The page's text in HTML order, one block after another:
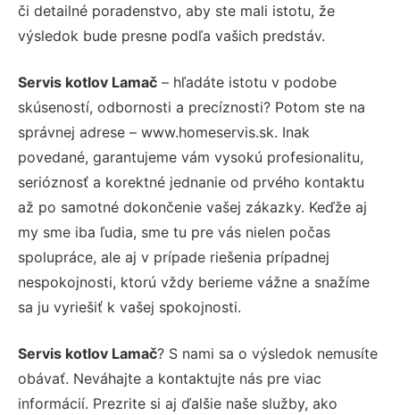
či detailné poradenstvo, aby ste mali istotu, že
výsledok bude presne podľa vašich predstáv.
Servis kotlov Lamač – hľadáte istotu v podobe
skúseností, odbornosti a precíznosti? Potom ste na
správnej adrese – www.homeservis.sk. Inak
povedané, garantujeme vám vysokú profesionalitu,
serióznosť a korektné jednanie od prvého kontaktu
až po samotné dokončenie vašej zákazky. Keďže aj
my sme iba ľudia, sme tu pre vás nielen počas
spolupráce, ale aj v prípade riešenia prípadnej
nespokojnosti, ktorú vždy berieme vážne a snažíme
sa ju vyriešiť k vašej spokojnosti.
Servis kotlov Lamač? S nami sa o výsledok nemusíte
obávať. Neváhajte a kontaktujte nás pre viac
informácií. Prezrite si aj ďalšie naše služby, ako